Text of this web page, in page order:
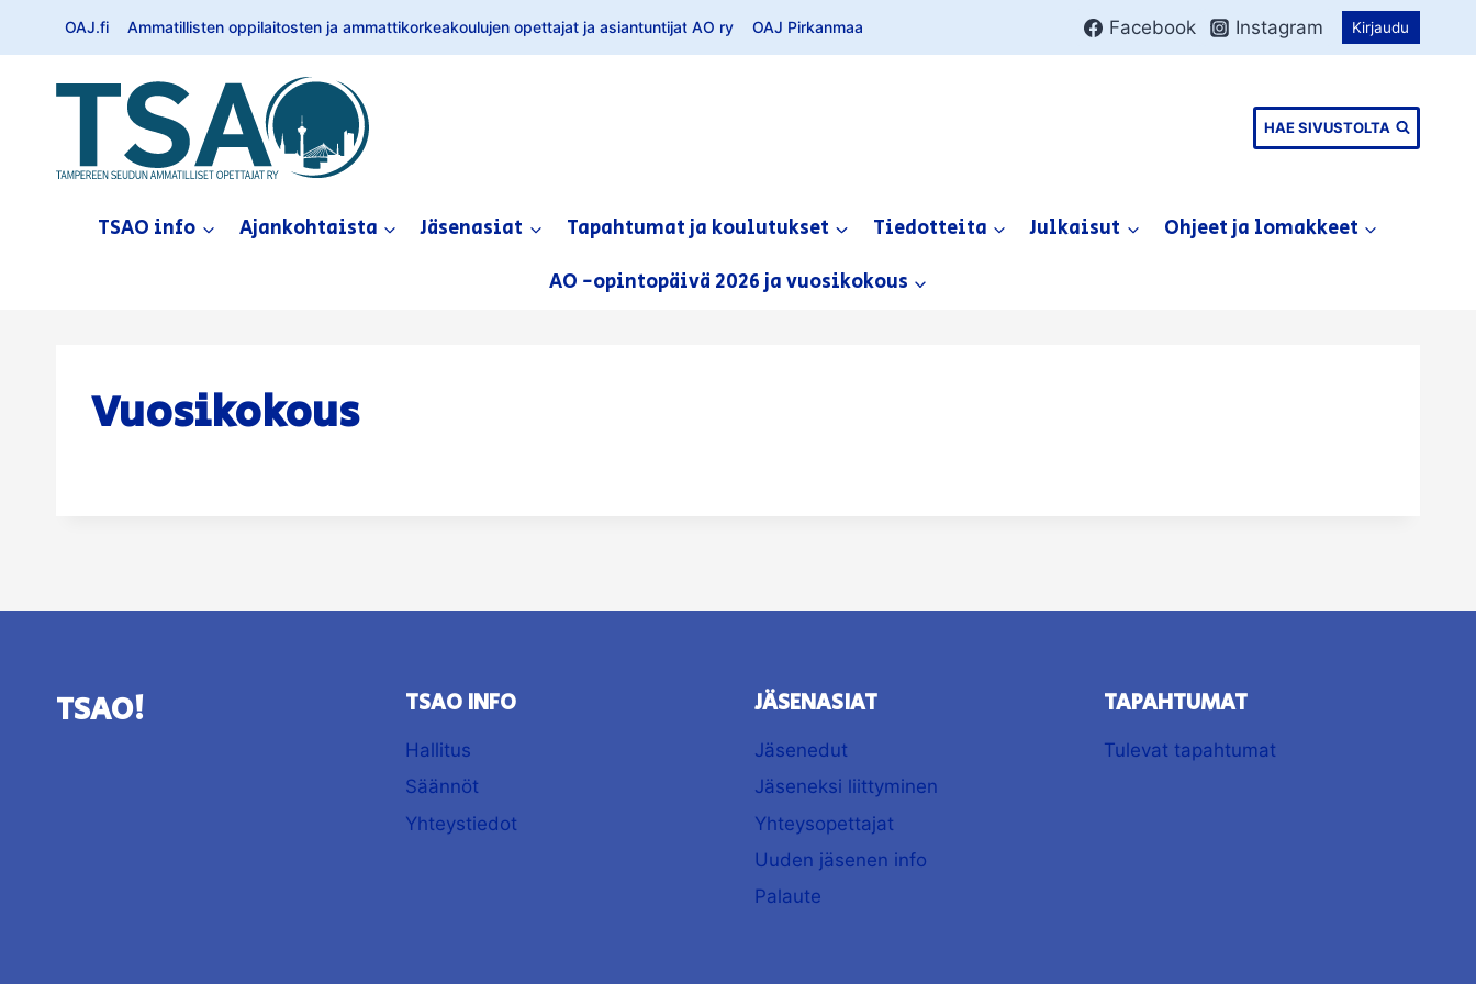
OAJ.fi Ammatillisten oppilaitosten ja ammattikorkeakoulujen opettajat ja asiantuntijat AO ry OAJ Pirkanmaa Facebook Instagram Kirjaudu
HAE SIVUSTOLTA
TSAO info Ajankohtaista Jäsenasiat Tapahtumat ja koulutukset Tiedotteita Julkaisut
Ohjeet ja lomakkeet
AO -opintopäivä 2026 ja vuosikokous
Vuosikokous
TSAO! TSAO INFO
Hallitus
Säännöt
Yhteystiedot
JÄSENASIAT
Jäsenedut
Jäseneksi liittyminen
Yhteysopettajat
Uuden jäsenen info
Palaute
TAPAHTUMAT
Tulevat tapahtumat